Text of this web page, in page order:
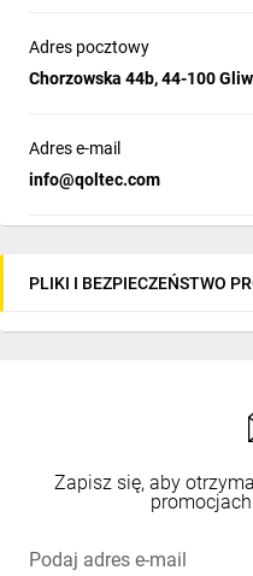
Adres pocztowy
Chorzowska 44b, 44-100
Adres e-mail
info@qoltec.com
PLIKI I BEZPIECZEŃSTWO
Zapisz się, aby
Podaj adres e-mail